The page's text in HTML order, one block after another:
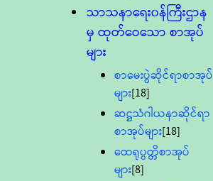
သာသနာရေး၀န်ကြီးဌာန
မှ ထုတ်ဝေသော စာအုပ်
များ
စာမေးပွဲဆိုင်ရာစာအုပ်
များ[18]
ဆဋ္ဌသံဂါယနာဆိုင်ရာ
စာအုပ်များ[18]
ထေရုပ္ပတ္တိစာအုပ်
များ[8]